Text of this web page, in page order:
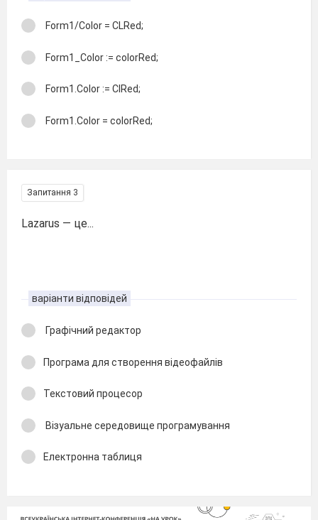
Form1/Color = CLRed;
Form1_Color := colorRed;
Form1.Color := ClRed;
Form1.Color = colorRed;
Запитання 3
Lazarus — це...
варіанти відповідей
Графічний редактор
Програма для створення відеофайлів
Текстовий процесор
Візуальне середовище програмування
Електронна таблиця